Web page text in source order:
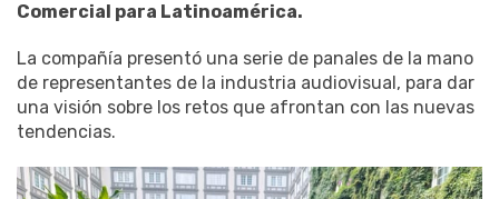
Comercial para Latinoamérica.
La compañía presentó una serie de panales de la mano
de representantes de la industria audiovisual, para dar
una visión sobre los retos que afrontan con las nuevas
tendencias.